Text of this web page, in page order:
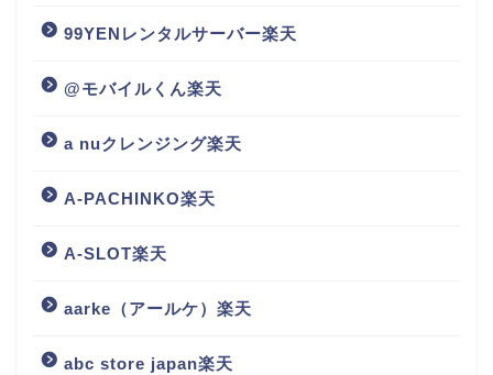
99YENレンタルサーバー楽天
@モバイルくん楽天
a nuクレンジング楽天
A-PACHINKO楽天
A-SLOT楽天
aarke（アールケ）楽天
abc store japan楽天